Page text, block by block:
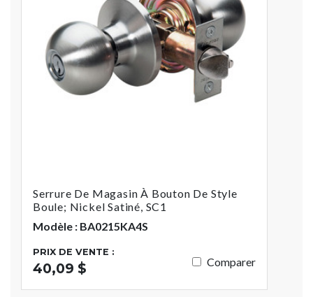
Serrure De Magasin À Bouton De Style
Boule; Nickel Satiné, SC1
Modèle : BA0215KA4S
PRIX DE VENTE :
40,09 $ Comparer